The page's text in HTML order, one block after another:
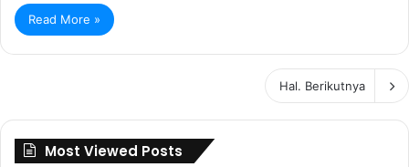
Read More »
Hal. Berikutnya
Most Viewed Posts